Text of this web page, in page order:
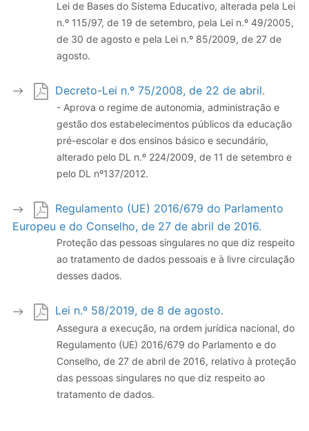
Lei de Bases do Sistema Educativo, alterada pela Lei
n.º 115/97, de 19 de setembro, pela Lei n.º 49/2005,
de 30 de agosto e pela Lei n.º 85/2009, de 27 de
agosto.
Decreto-Lei n.º 75/2008, de 22 de abril.
- Aprova o regime de autonomia, administração e
gestão dos estabelecimentos públicos da educação
pré-escolar e dos ensinos básico e secundário,
alterado pelo DL n.º 224/2009, de 11 de setembro e
pelo DL nº137/2012.
Regulamento (UE) 2016/679 do Parlamento
Europeu e do Conselho, de 27 de abril de 2016.
Proteção das pessoas singulares no que diz respeito
ao tratamento de dados pessoais e à livre circulação
desses dados.
Lei n.º 58/2019, de 8 de agosto.
Assegura a execução, na ordem jurídica nacional, do
Regulamento (UE) 2016/679 do Parlamento e do
Conselho, de 27 de abril de 2016, relativo à proteção
das pessoas singulares no que diz respeito ao
tratamento de dados.